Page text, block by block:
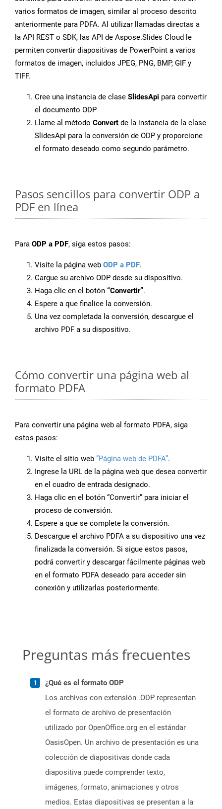
varios formatos de imagen, similar al proceso descrito
anteriormente para PDFA. Al utilizar llamadas directas a
la API REST o SDK, las API de Aspose.Slides Cloud le
permiten convertir diapositivas de PowerPoint a varios
formatos de imagen, incluidos JPEG, PNG, BMP, GIF y
TIFF.
Cree una instancia de clase SlidesApi para convertir
el documento ODP
Llame al método Convert de la instancia de la clase
SlidesApi para la conversión de ODP y proporcione
el formato deseado como segundo parámetro.
Pasos sencillos para convertir ODP a
PDF en línea
Para ODP a PDF, siga estos pasos:
Visite la página web ODP a PDF.
Cargue su archivo ODP desde su dispositivo.
Haga clic en el botón “Convertir”.
Espere a que finalice la conversión.
Una vez completada la conversión, descargue el
archivo PDF a su dispositivo.
Cómo convertir una página web al
formato PDFA
Para convertir una página web al formato PDFA, siga
estos pasos:
Visite el sitio web “Página web de PDFA”.
Ingrese la URL de la página web que desea convertir
en el cuadro de entrada designado.
Haga clic en el botón “Convertir” para iniciar el
proceso de conversión.
Espere a que se complete la conversión.
Descargue el archivo PDFA a su dispositivo una vez
finalizada la conversión. Si sigue estos pasos,
podrá convertir y descargar fácilmente páginas web
en el formato PDFA deseado para acceder sin
conexión y utilizarlas posteriormente.
Preguntas más frecuentes
¿Qué es el formato ODP
Los archivos con extensión .ODP representan
el formato de archivo de presentación
utilizado por OpenOffice.org en el estándar
OasisOpen. Un archivo de presentación es una
colección de diapositivas donde cada
diapositiva puede comprender texto,
imágenes, formato, animaciones y otros
medios. Estas diapositivas se presentan a la